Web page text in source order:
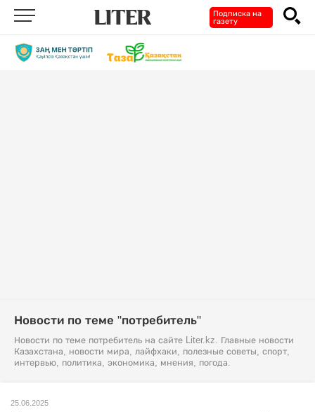
Подписка на
газету
Новости по теме "потребитель"
Новости по теме потребитель на сайте Liter.kz. Главные новости
Казахстана, новости мира, лайфхаки, полезные советы, спорт,
интервью, политика, экономика, мнения, погода.
25.06.2025